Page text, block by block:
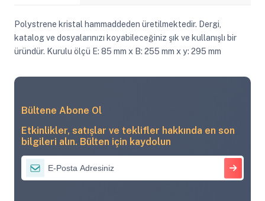
Polystrene kristal hammaddeden üretilmektedir. Dergi,
katalog ve dosyalarınızı koyabileceğiniz şık ve kullanışlı bir
üründür. Kurulu ölçü E: 85 mm x B: 255 mm x y: 295 mm
Bültene Abone Ol
Etkinlikler, satışlar ve teklifler hakkında en son
bilgileri alın. Bülten için kaydolun